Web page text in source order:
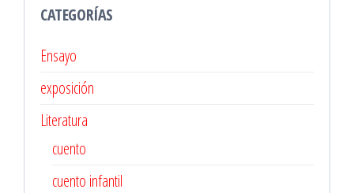
CATEGORÍAS
Ensayo
exposición
Literatura
cuento
cuento infantil